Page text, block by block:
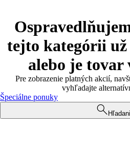
tejto kategórii
alebo je tovar
Pre zobrazenie platných akcií,
vyhľadajte
Špeciálne ponuky